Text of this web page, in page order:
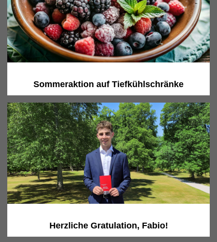
Sommeraktion auf Tiefkühlschränke
Herzliche Gratulation, Fabio!